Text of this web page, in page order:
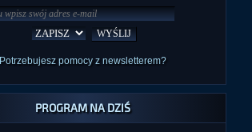
Potrzebujesz pomocy z newsletterem?
PROGRAM NA DZIŚ